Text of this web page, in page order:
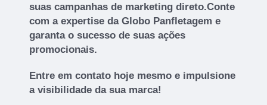
suas campanhas de marketing direto.Conte
com a expertise da Globo Panfletagem e
garanta o sucesso de suas ações
promocionais.
Entre em contato hoje mesmo e impulsione
a visibilidade da sua marca!